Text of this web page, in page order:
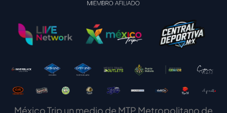
México Trip un medio de MTP Metropolitano de